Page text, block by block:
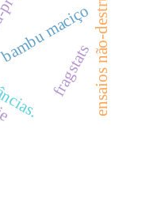
maciçoensaios não-destrutivos.
fragstats